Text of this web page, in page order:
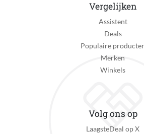
Vergelijken
Assistent
Deals
Populaire
Merken
Winkels
Volg ons op
LaagsteDeal op X